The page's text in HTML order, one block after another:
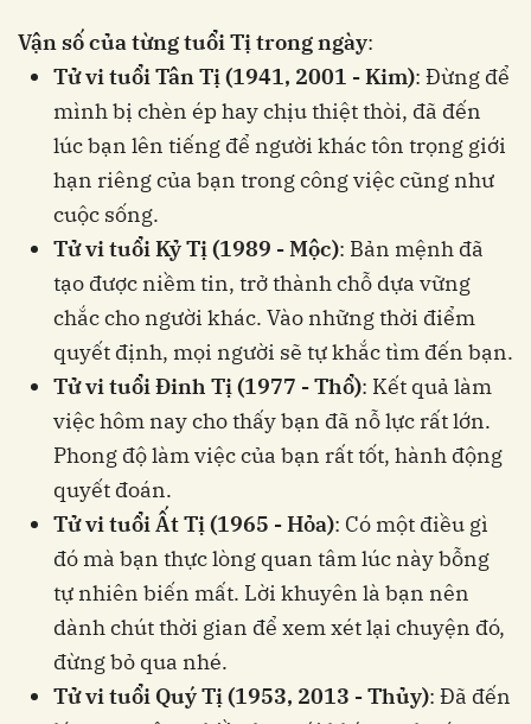
Vận số của từng tuổi Tị trong ngày:
Tử vi tuổi Tân Tị (1941, 2001 - Kim): Đừng để
mình bị chèn ép hay chịu thiệt thòi, đã đến
lúc bạn lên tiếng để người khác tôn trọng giới
hạn riêng của bạn trong công việc cũng như
cuộc sống.
Tử vi tuổi Kỷ Tị (1989 - Mộc): Bản mệnh đã
tạo được niềm tin, trở thành chỗ dựa vững
chắc cho người khác. Vào những thời điểm
quyết định, mọi người sẽ tự khắc tìm đến bạn.
Tử vi tuổi Đinh Tị (1977 - Thổ): Kết quả làm
việc hôm nay cho thấy bạn đã nỗ lực rất lớn.
Phong độ làm việc của bạn rất tốt, hành động
quyết đoán.
Tử vi tuổi Ất Tị (1965 - Hỏa): Có một điều gì
đó mà bạn thực lòng quan tâm lúc này bỗng
tự nhiên biến mất. Lời khuyên là bạn nên
dành chút thời gian để xem xét lại chuyện đó,
đừng bỏ qua nhé.
Tử vi tuổi Quý Tị (1953, 2013 - Thủy): Đã đến